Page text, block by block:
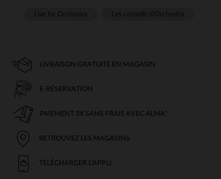
LIVRAISON GRATUITE EN MAGASIN
E-RÉSERVATION
PAIEMENT 3X SANS FRAIS AVEC ALMA*
RETROUVEZ LES MAGASINS
TÉLÉCHARGER L'APPLI